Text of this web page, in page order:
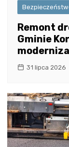
Remont
Gminie
31 lipca 2026